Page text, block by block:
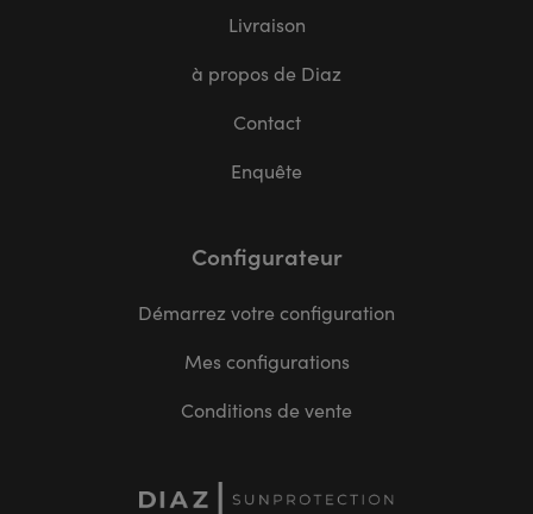
Livraison
à propos de Diaz
Contact
Enquête
Configurateur
Démarrez votre configuration
Mes configurations
Conditions de vente